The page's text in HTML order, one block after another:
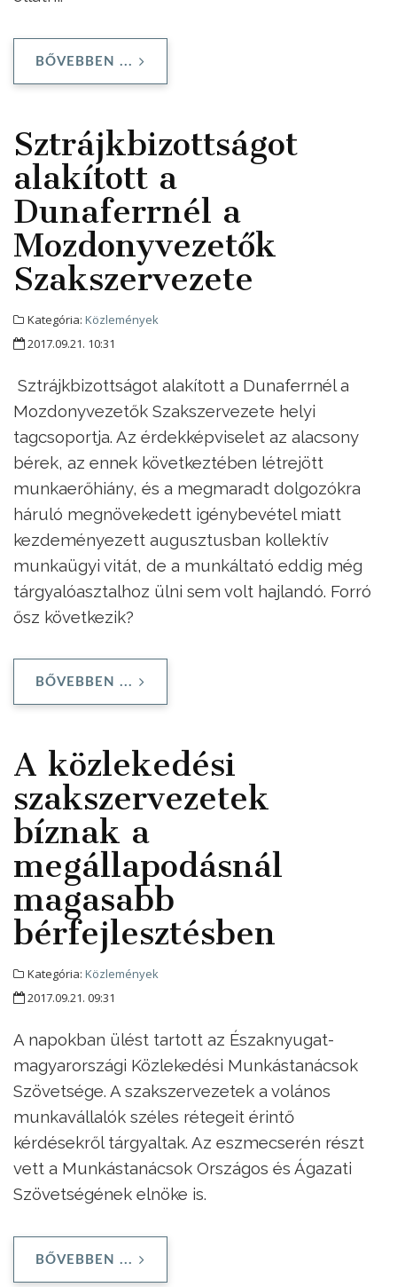
BŐVEBBEN ...
Sztrájkbizottságot
alakított a
Dunaferrnél a
Mozdonyvezetők
Szakszervezete
Kategória: Közlemények
2017.09.21. 10:31
Sztrájkbizottságot alakított a Dunaferrnél a
Mozdonyvezetők Szakszervezete helyi
tagcsoportja. Az érdekképviselet az alacsony
bérek, az ennek következtében létrejött
munkaerőhiány, és a megmaradt dolgozókra
háruló megnövekedett igénybevétel miatt
kezdeményezett augusztusban kollektív
munkaügyi vitát, de a munkáltató eddig még
tárgyalóasztalhoz ülni sem volt hajlandó. Forró
ősz következik?
BŐVEBBEN ...
A közlekedési
szakszervezetek
bíznak a
megállapodásnál
magasabb
bérfejlesztésben
Kategória: Közlemények
2017.09.21. 09:31
A napokban ülést tartott az Északnyugat-
magyarországi Közlekedési Munkástanácsok
Szövetsége. A szakszervezetek a volános
munkavállalók széles rétegeit érintő
kérdésekről tárgyaltak. Az eszmecserén részt
vett a Munkástanácsok Országos és Ágazati
Szövetségének elnöke is.
BŐVEBBEN ...